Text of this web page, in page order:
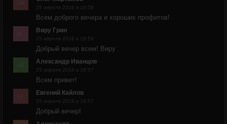
25 апреля 2016 в 18:59
Всем доброго вечера и хороших профитов!
Виру Грин
25 апреля 2016 в 18:59
Добрый вечер всем! Виру
Александр Иванцов
25 апреля 2016 в 18:57
Всем привет!
Евгений Кайлов
25 апреля 2016 в 18:57
Добрый вечер!